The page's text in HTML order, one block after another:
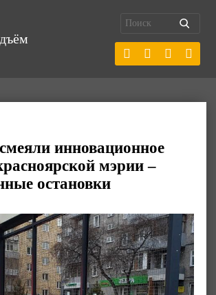
инновационное
мэрии –
остановки